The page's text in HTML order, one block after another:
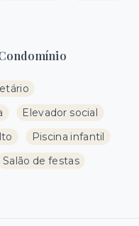
Elevador social
Piscina infantil
Salão de festas